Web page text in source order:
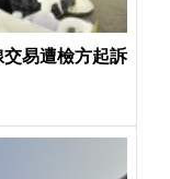
易遭檢方起訴